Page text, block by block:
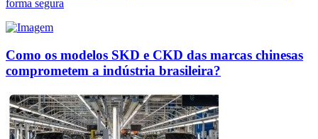
forma segura
Como os modelos SKD e CKD das marcas chinesas
comprometem a indústria brasileira?